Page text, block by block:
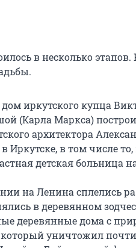
в несколько этапов.
иркутского купца
(Карла Маркса)
архитектора
Иркутске, в том числе
детская больница
на Ленина сплелись
в деревянном
деревянные дома с
уничтожил